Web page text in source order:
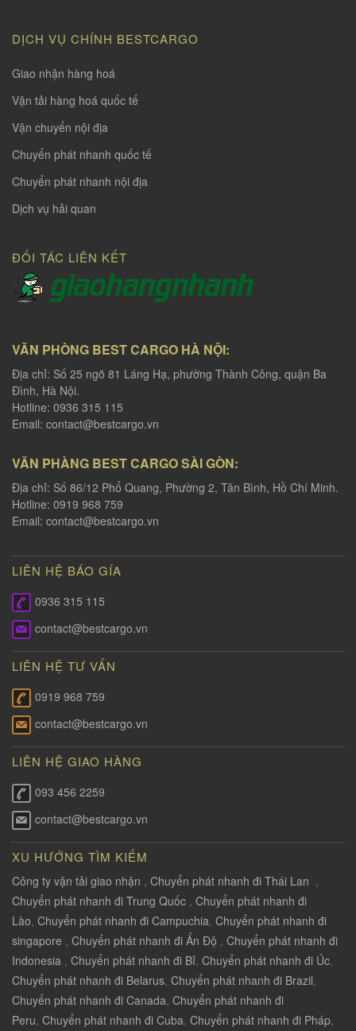
DỊCH VỤ CHÍNH BESTCARGO
Giao nhận hàng hoá
Vận tải hàng hoá quốc tế
Vận chuyển nội địa
Chuyển phát nhanh quốc tế
Chuyển phát nhanh nội địa
Dịch vụ hải quan
ĐỐI TÁC LIÊN KẾT
VĂN PHÒNG BEST CARGO HÀ NỘI:
Địa chỉ: Số 25 ngõ 81 Láng Hạ, phường Thành Công, quận Ba
Đình, Hà Nội.
Hotline: 0936 315 115
Email: contact@bestcargo.vn
VĂN PHÀNG BEST CARGO SÀI GÒN:
Địa chỉ: Số 86/12 Phổ Quang, Phường 2, Tân Bình, Hồ Chí Minh.
Hotline: 0919 968 759
Email: contact@bestcargo.vn
LIÊN HỆ BÁO GÍA
0936 315 115
contact@bestcargo.vn
LIÊN HỆ TƯ VẤN
0919 968 759
contact@bestcargo.vn
LIÊN HỆ GIAO HÀNG
093 456 2259
contact@bestcargo.vn
XU HƯỚNG TÌM KIẾM
Công ty vận tải giao nhận , Chuyển phát nhanh đi Thái Lan ,
Chuyển phát nhanh đi Trung Quốc , Chuyển phát nhanh đi
Lào, Chuyển phát nhanh đi Campuchia, Chuyển phát nhanh đi
singapore , Chuyển phát nhanh đi Ấn Độ , Chuyển phát nhanh đi
Indonesia , Chuyển phát nhanh đi Bỉ, Chuyển phát nhanh đi Úc,
Chuyển phát nhanh đi Belarus, Chuyển phát nhanh đi Brazil,
Chuyển phát nhanh đi Canada, Chuyển phát nhanh đi
Peru, Chuyển phát nhanh đi Cuba, Chuyển phát nhanh đi Pháp,